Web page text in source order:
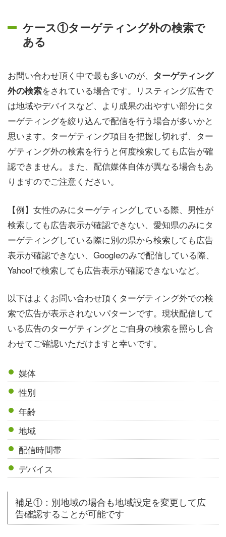
ケース①ターゲティング外の検索で
ある
お問い合わせ頂く中で最も多いのが、 ターゲティング
外の検索をされている場合です。リスティング広告で
は地域やデバイスなど、より成果の出やすい部分にタ
ーゲティングを絞り込んで配信を行う場合が多いかと
思います。ターゲティング項目を把握し切れず、ター
ゲティング外の検索を行うと何度検索しても広告が確
認できません。また、配信媒体自体が異なる場合もあ
りますのでご注意ください。
【例】女性のみにターゲティングしている際、男性が
検索しても広告表示が確認できない、愛知県のみにタ
ーゲティングしている際に別の県から検索しても広告
表示が確認できない、Googleのみで配信している際、
Yahoo!で検索しても広告表示が確認できないなど。
以下はよくお問い合わせ頂くターゲティング外での検
索で広告が表示されないパターンです。現状配信して
いる広告のターゲティングとご自身の検索を照らし合
わせてご確認いただけますと幸いです。
媒体
性別
年齢
地域
配信時間帯
デバイス
補足①：別地域の場合も地域設定を変更して広
告確認することが可能です